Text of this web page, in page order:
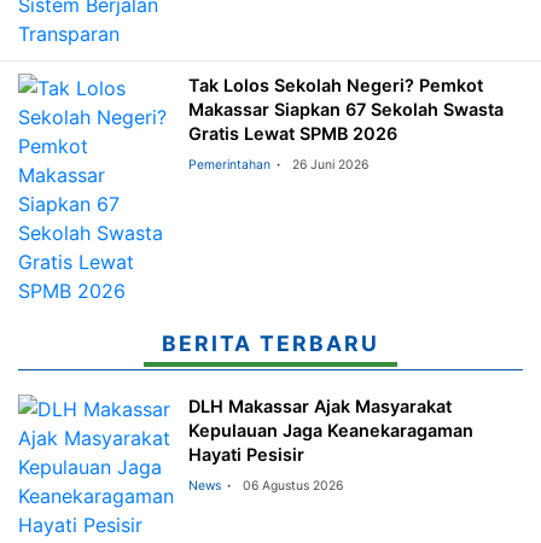
Tak Lolos Sekolah Negeri? Pemkot
Makassar Siapkan 67 Sekolah Swasta
Gratis Lewat SPMB 2026
Pemerintahan 26 Juni 2026
BERITA TERBARU
DLH Makassar Ajak Masyarakat
Kepulauan Jaga Keanekaragaman
Hayati Pesisir
News 06 Agustus 2026